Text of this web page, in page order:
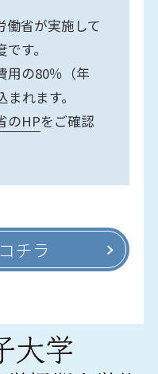
働省が実施して
す。
用の80％（年
れます。
のHPをご確認
チラ